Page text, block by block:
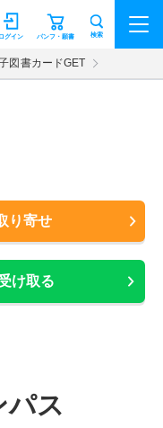
パンフ・願書
ログイン 検索
図書カードGET
り寄せ
け取る
パス